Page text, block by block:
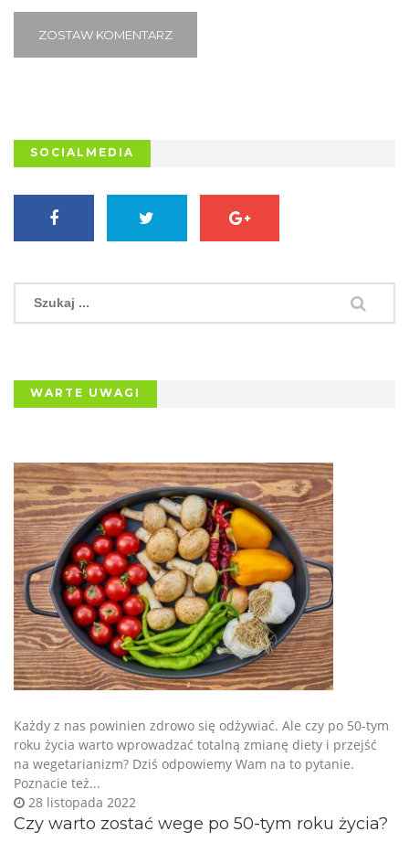
ZOSTAW KOMENTARZ
SOCIALMEDIA
WARTE UWAGI
Czy warto zostać wege po 50-tym roku życia ?
28 listopada 2022
Każdy z nas powinien zdrowo się odżywiać. Ale czy po 50-tym
roku życia warto wprowadzać totalną zmianę diety i przejść
na wegetarianizm? Dziś odpowiemy Wam na to pytanie.
Poznacie też...